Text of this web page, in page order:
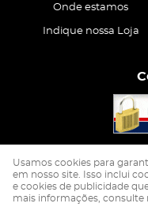
Onde estamos
Indique nossa Loja
LOJA
Usamos cookies para
em nosso site. Isso inclui
e cookies de publicidade
mais informações, consulte